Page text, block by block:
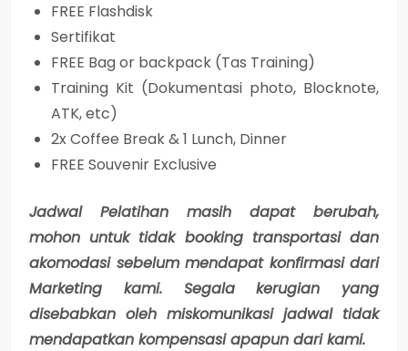
FREE Flashdisk
Sertifikat
FREE Bag or backpack (Tas Training)
Training Kit (Dokumentasi photo, Blocknote,
ATK, etc)
2x Coffee Break & 1 Lunch, Dinner
FREE Souvenir Exclusive
Jadwal Pelatihan masih dapat berubah,
mohon untuk tidak booking transportasi dan
akomodasi sebelum mendapat konfirmasi dari
Marketing kami. Segala kerugian yang
disebabkan oleh miskomunikasi jadwal tidak
mendapatkan kompensasi apapun dari kami.